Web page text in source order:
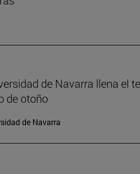
de Navarra llena el
de otoño
de Navarra